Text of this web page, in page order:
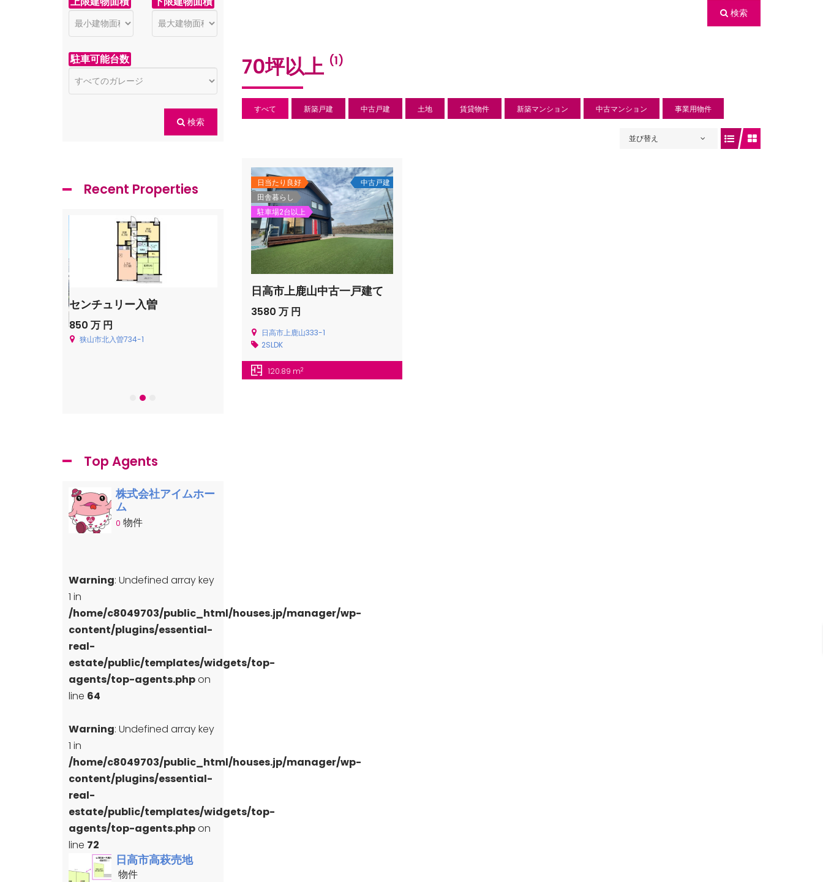
検索
70坪以上 (1)
すべて 新築戸建 中古戸建 土地 賃貸物件 新築マンション 中古マンション 事業用物件
並び替え
日当たり良好
田舎暮らし
駐車場2台以上
中古戸建
日高市上鹿山中古一戸建て
3580 万 円
日高市上鹿山333-1
2SLDK
120.89 m2
駐車可能台数
検索
Recent Properties
センチュリー入曽
850 万 円
狭山市北入曽734-1
飯能市青木新築分譲住宅
Price on call
飯能市青木226-22
Price on call
日高市高萩東三丁目5-7
Top Agents
株式会社アイムホー
ム
0 物件
Warning: Undefined array key
1 in
/home/c8049703/public_html/houses.jp/manager/wp-
content/plugins/essential-
real-
estate/public/templates/widgets/top-
agents/top-agents.phpon
line 64
Warning: Undefined array key
1 in
/home/c8049703/public_html/houses.jp/manager/wp-
content/plugins/essential-
real-
estate/public/templates/widgets/top-
agents/top-agents.phpon
line 72
日高市高萩売地
物件